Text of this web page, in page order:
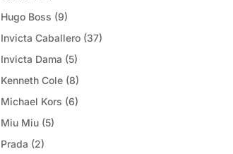
Hugo Boss (9)
Invicta Caballero (37)
Invicta Dama (5)
Kenneth Cole (8)
Michael Kors (6)
Miu Miu (5)
Prada (2)